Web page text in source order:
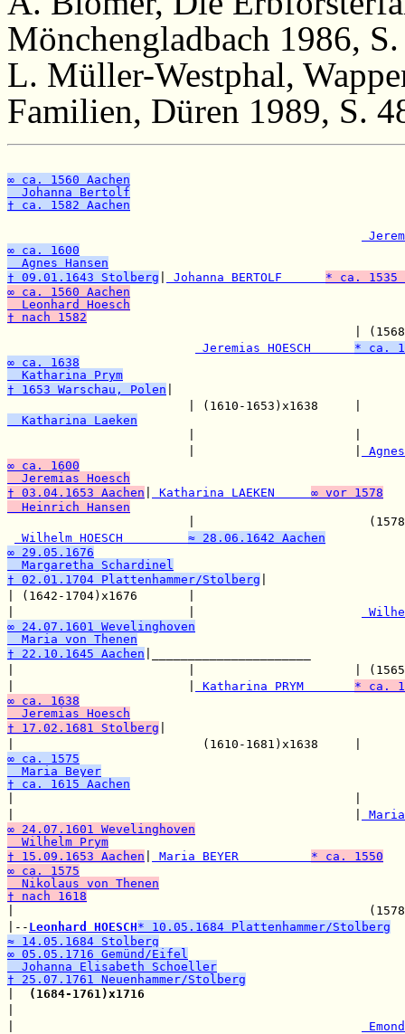
Mönchengladbach 1986,
L. Müller-Westphal,
Familien, Düren 1989, S.
∞ ca. 1560 Aachen
Johanna Bertolf
† ca. 1582 Aachen
∞ ca. 1600
Agnes Hansen
† 09.01.1643 Stolberg
Johanna BERTOLF * ca. 1535
∞ ca. 1560 Aachen
Leonhard Hoesch
† nach 1582
| (1568-1643)x1600
Jeremias HOESCH * ca.
∞ ca. 1638
Katharina Prym
† 1653 Warschau, Polen
| (1610-
Katharina Laeken
∞ ca. 1600
Jeremias Hoesch
† 03.04.1653 Aachen
Katharina LAEKEN ∞ vor 1578
Heinrich Hansen
|
Wilhelm HOESCH ≈ 28.06.1642 Aachen
∞ 29.05.1676
Margaretha Schardinel
† 02.01.1704 Plattenhammer/Stolberg
| (1642-1704)x1676       |
∞ 24.07.1601 Wevelinghoven
Maria von Thenen
† 22.10.1645 Aachen
|                        |
Katharina PRYM * ca.
∞ ca. 1638
Jeremias Hoesch
† 17.02.1681 Stolberg
|                          (1610-
∞ ca. 1575
Maria Beyer
† ca. 1615 Aachen
∞ 24.07.1601 Wevelinghoven
Wilhelm Prym
† 15.09.1653 Aachen
Maria BEYER * ca. 1550
∞ ca. 1575
Nikolaus von Thenen
† nach 1618
|                                                 (1578-
|-- Leonhard HOESCH* 10.05.1684 Plattenhammer/Stolberg
≈ 14.05.1684 Stolberg
∞ 05.05.1716 Gemünd/Eifel
Johanna Elisabeth Schoeller
† 25.07.1761 Neuenhammer/Stolberg
(1684-1761)x1716